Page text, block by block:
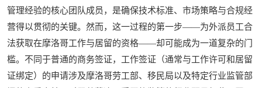
管理经验的核心团队成员，是确保技术标准、市场策略与合规经
营得以贯彻的关键。然而，这一过程的第一步——为外派员工合
法获取在摩洛哥工作与居留的资格——却可能成为一道复杂的门
槛。不同于普通的商务签证，工作签证（通常与工作许可和居留
证绑定）的申请涉及摩洛哥劳工部、移民局以及特定行业监管部